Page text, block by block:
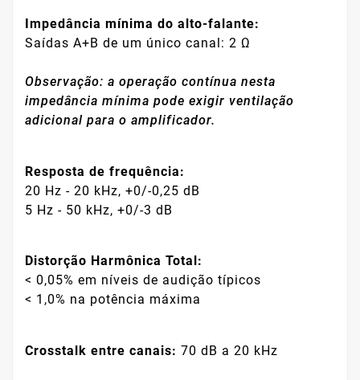
Impedância mínima do alto-falante:
Saídas A+B de um único canal: 2 Ω
Observação: a operação contínua nesta
impedância mínima pode exigir ventilação
adicional para o amplificador.
Resposta de frequência:
20 Hz - 20 kHz, +0/-0,25 dB
5 Hz - 50 kHz, +0/-3 dB
Distorção Harmônica Total:
< 0,05% em níveis de audição típicos
< 1,0% na potência máxima
Crosstalk entre canais: 70 dB a 20 kHz